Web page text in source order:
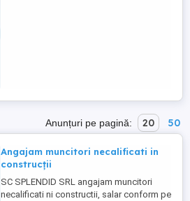
Anunțuri pe pagină: 20 50
Angajam muncitori necalificati in
construcții
SC SPLENDID SRL angajam muncitori
necalificati ni constructii, salar conform pe